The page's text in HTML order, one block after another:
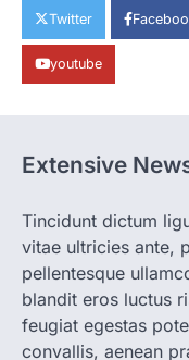
2
Twitter
youtube
Extensive
Tincidunt dictum
vitae ultricies ante,
pellentesque
blandit eros luctus
feugiat egestas
convallis, aenean